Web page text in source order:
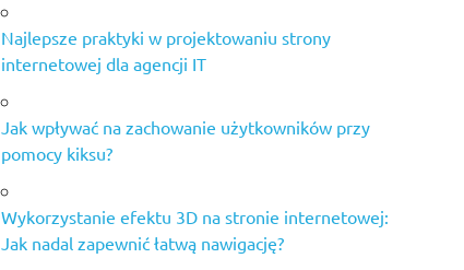
Najlepsze praktyki w projektowaniu strony
internetowej dla agencji IT
Jak wpływać na zachowanie użytkowników przy
pomocy kiksu?
Wykorzystanie efektu 3D na stronie internetowej:
Jak nadal zapewnić łatwą nawigację?